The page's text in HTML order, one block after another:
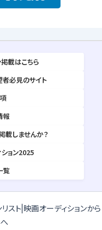
載はこちら
必見のサイト
報
載しませんか？
ョン2025
覧
ト|映画オーディションから